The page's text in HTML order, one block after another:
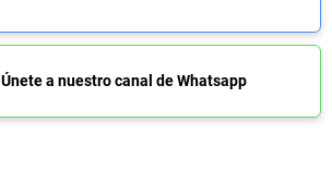
Únete a nuestro canal de Whatsapp